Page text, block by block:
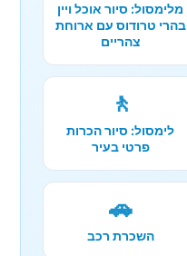
מלימסול: סיור אוכל ויין
בהרי טרודוס עם ארוחת
צהריים
🚶
לימסול: סיור הכרות
פרטי בעיר
🚗
השכרת רכב